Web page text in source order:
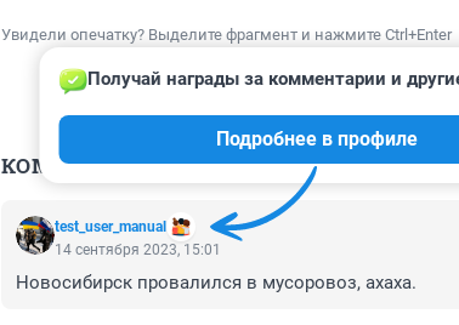
Увидели опечатку? Выделите фрагмент и нажмите Ctrl+Enter
КОММЕНТАРИИ 59
test_user_manual
Получай награды за комментарии и
Подробнее в профиле
14 сентября 2023, 15:01
Новосибирск провалился в мусоровоз, ахаха.